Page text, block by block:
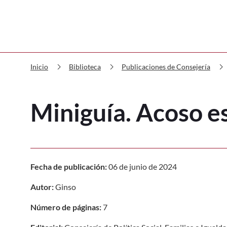
Inicio chevron_right Biblioteca chevron_right Publicaciones de Consejería chevron_right
Miniguía. Acoso
Fecha de publicación:06 de junio de 2024
Autor:Ginso
Número de páginas:7